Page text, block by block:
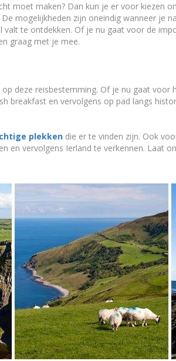
moet maken? Dan kun je er voor kiezen
mogelijkheden zijn oneindig wanneer je
te ontdekken. Of je nu gaat voor de
graag met je mee.
deze reisbestemming. Of je nu gaat
breakfast en vervolgens op pad langs
plekken die er te vinden zijn. Ook
en vervolgens Ierland te verkennen. Laat